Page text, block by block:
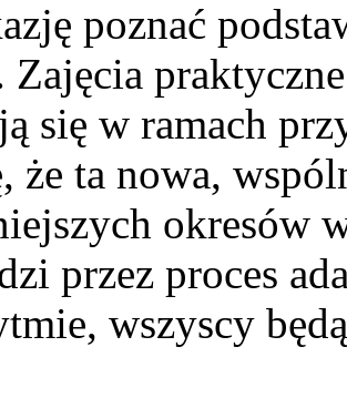
poznać
Zajęcia
się w ramach
że ta nowa,
okresów
przez proces
wszyscy